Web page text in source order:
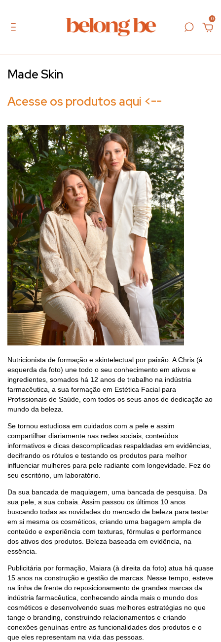
0
Made Skin
Acesse os produtos aqui <--
Nutricionista de formação e skintelectual por paixão. A Chris (à
esquerda da foto) une todo o seu conhecimento em ativos e
ingredientes, somados há 12 anos de trabalho na indústria
farmacêutica, a sua formação em Estética Facial para
Profissionais de Saúde, com todos os seus anos de dedicação ao
mundo da beleza.
Se tornou estudiosa em cuidados com a pele e assim
compartilhar diariamente nas redes sociais, conteúdos
informativos e dicas descomplicadas respaldadas em evidências,
decifrando os rótulos e testando os produtos para melhor
influenciar mulheres para pele radiante com longevidade. Fez do
seu escritório, um laboratório.
Da sua bancada de maquiagem, uma bancada de pesquisa. Da
sua pele, a sua cobaia. Assim passou os últimos 10 anos
buscando todas as novidades do mercado de beleza para testar
em si mesma os cosméticos, criando uma bagagem ampla de
conteúdo e experiência com texturas, fórmulas e performance
dos ativos dos produtos. Beleza baseada em evidência, na
essência.
Publicitária por formação, Maiara (à direita da foto) atua há quase
15 anos na construção e gestão de marcas. Nesse tempo, esteve
na linha de frente do reposicionamento de grandes marcas da
indústria farmacêutica, conhecendo ainda mais o mundo dos
cosméticos e desenvolvendo suas melhores estratégias no que
tange o branding, construindo relacionamentos e criando
conexões genuínas entre as funcionalidades dos produtos e o
que eles representam na vida das pessoas.